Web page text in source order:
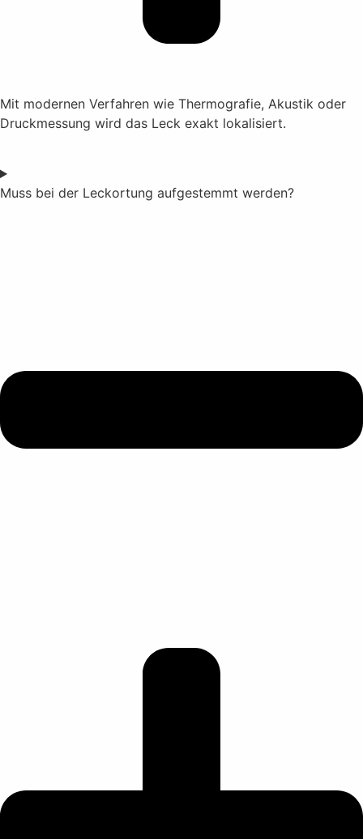
Mit modernen Verfahren wie Thermografie, Akustik oder
Druckmessung wird das Leck exakt lokalisiert.
Muss bei der Leckortung aufgestemmt werden?